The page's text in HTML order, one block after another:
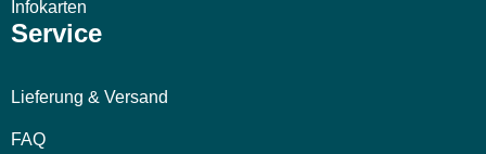
Infokarten
Service
Lieferung & Versand
FAQ